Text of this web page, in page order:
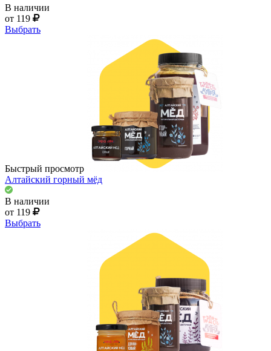
В наличии
от 119
Выбрать
Быстрый просмотр
Алтайский горный мёд
В наличии
от 119
Выбрать